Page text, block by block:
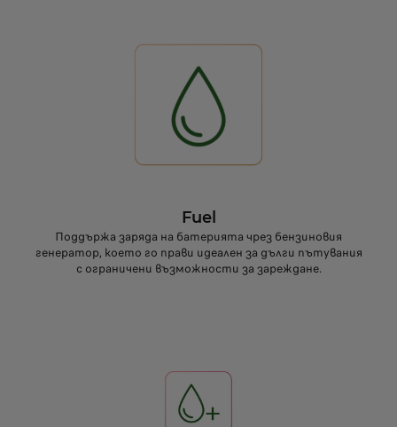
Fuel
Поддържа заряда на батерията чрез бензиновия
генератор, което го прави идеален за дълги пътувания
с ограничени възможности за зареждане.